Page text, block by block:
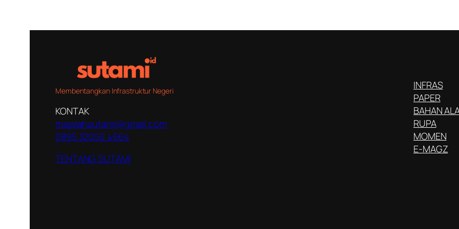
Membentangkan Infrastruktur Negeri
KONTAK
majalahsutami@gmail.com
0895 32050 4664
TENTANG SUTAMI
INFRAS
PAPER
BAHAN
RUPA
MOMEN
E-MAGZ